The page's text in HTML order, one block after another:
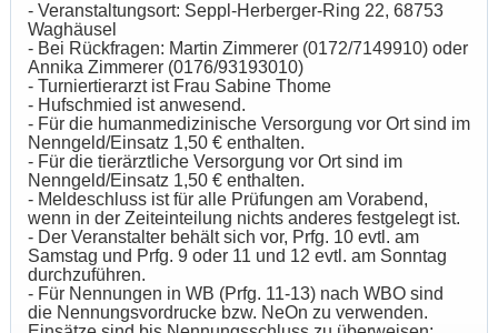
- Veranstaltungsort: Seppl-Herberger-Ring 22, 68753
Waghäusel
- Bei Rückfragen: Martin Zimmerer (0172/7149910) oder
Annika Zimmerer (0176/93193010)
- Turniertierarzt ist Frau Sabine Thome
- Hufschmied ist anwesend.
- Für die humanmedizinische Versorgung vor Ort sind im
Nenngeld/Einsatz 1,50 € enthalten.
- Für die tierärztliche Versorgung vor Ort sind im
Nenngeld/Einsatz 1,50 € enthalten.
- Meldeschluss ist für alle Prüfungen am Vorabend,
wenn in der Zeiteinteilung nichts anderes festgelegt ist.
- Der Veranstalter behält sich vor, Prfg. 10 evtl. am
Samstag und Prfg. 9 oder 11 und 12 evtl. am Sonntag
durchzuführen.
- Für Nennungen in WB (Prfg. 11-13) nach WBO sind
die Nennungsvordrucke bzw. NeOn zu verwenden.